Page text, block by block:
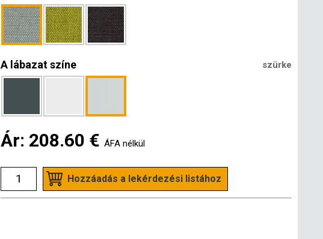
A lábazat színe szürke
Ár: 208.60 € ÁFA nélkül
Hozzáadás a lekérdezési listához